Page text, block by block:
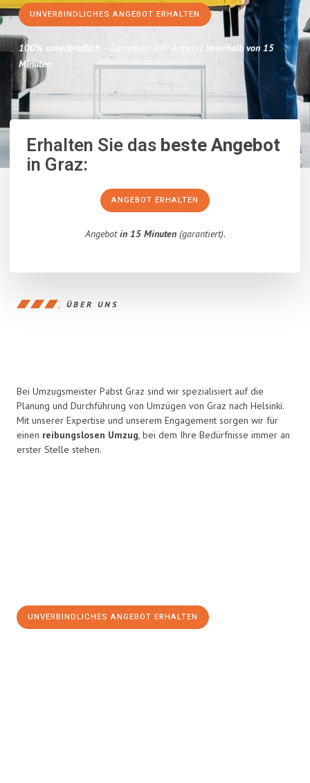
UNVERBINDLICHES ANGEBOT ERHALTEN
100% unverbindlich – Garantiert eine Antwort innerhalb von 15
Minuten.
Erhalten Sie dasbeste Angebot
in Graz:
ANGEBOT ERHALTEN
Angebotin 15 Minuten(garantiert).
ÜBER UNS
Bei Umzugsmeister Pabst Graz sind wir spezialisiert auf die
Planung und Durchführung von Umzügen von Graz nach Helsinki.
Mit unserer Expertise und unserem Engagement sorgen wir für
einen reibungslosen Umzug, bei dem Ihre Bedürfnisse immer an
erster Stelle stehen.
UNVERBINDLICHES ANGEBOT ERHALTEN